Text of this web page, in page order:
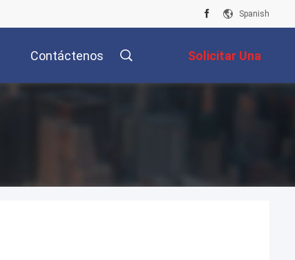
Spanish
Contáctenos Solicitar Una
Cotización